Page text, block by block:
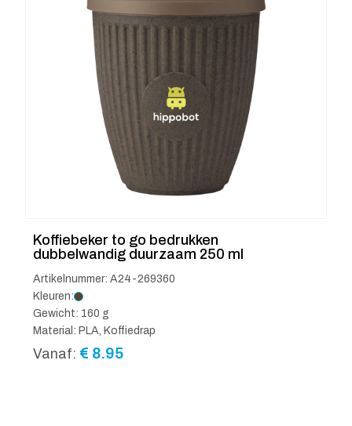
Koffiebeker to go bedrukken
dubbelwandig duurzaam 250 ml
Artikelnummer: A24-269360
Kleuren:
Gewicht: 160 g
Material: PLA, Koffiedrap
Vanaf: € 8.95